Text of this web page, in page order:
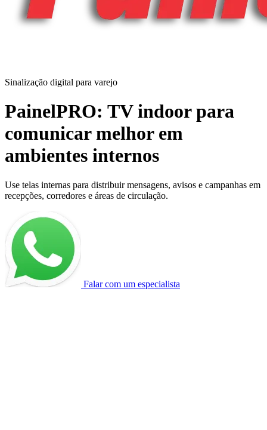
Sinalização digital para varejo
PainelPRO: TV indoor para
comunicar melhor em
ambientes internos
Use telas internas para distribuir mensagens, avisos e campanhas em
recepções, corredores e áreas de circulação.
Falar com um especialista